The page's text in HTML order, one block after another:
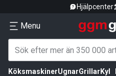
Hjälpcenter
Menu
KöksmaskinerUgnarGrillar Kyl